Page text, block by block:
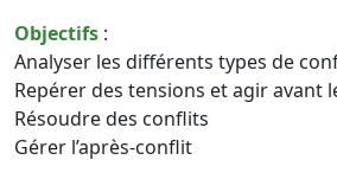
Objectifs :
Analyser les différents types de
Repérer des tensions et agir avant
Résoudre des conflits
Gérer l’après-conflit